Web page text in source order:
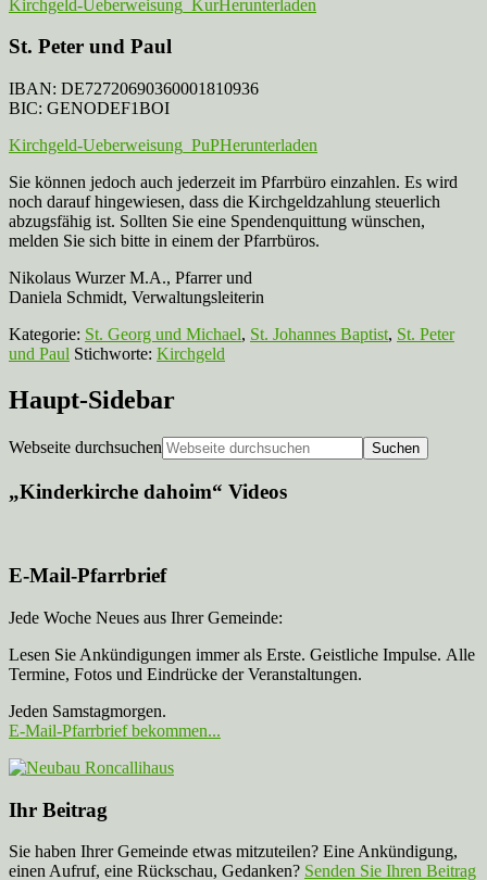
Kirchgeld-Ueberweisung_KurHerunterladen
St. Peter und Paul
IBAN: DE72720690360001810936
BIC: GENODEF1BOI
Kirchgeld-Ueberweisung_PuPHerunterladen
Sie können jedoch auch jederzeit im Pfarrbüro einzahlen. Es wird
noch darauf hingewiesen, dass die Kirchgeldzahlung steuerlich
abzugsfähig ist. Sollten Sie eine Spendenquittung wünschen,
melden Sie sich bitte in einem der Pfarrbüros.
Nikolaus Wurzer M.A., Pfarrer und
Daniela Schmidt, Verwaltungsleiterin
Kategorie: St. Georg und Michael, St. Johannes Baptist, St. Peter
und Paul Stichworte: Kirchgeld
Haupt-Sidebar
Webseite durchsuchen
„Kinderkirche dahoim“ Videos
E-Mail-Pfarrbrief
Jede Woche Neues aus Ihrer Gemeinde:
Lesen Sie Ankündigungen immer als Erste. Geistliche Impulse. Alle
Termine, Fotos und Eindrücke der Veranstaltungen.
Jeden Samstagmorgen.
E-Mail-Pfarrbrief bekommen...
Ihr Beitrag
Sie haben Ihrer Gemeinde etwas mitzuteilen? Eine Ankündigung,
einen Aufruf, eine Rückschau, Gedanken? Senden Sie Ihren Beitrag